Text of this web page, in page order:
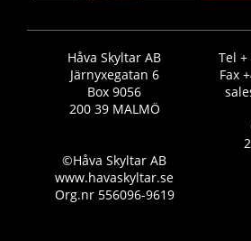
Håva Skyltar AB
Järnyxegatan 6
Box 9056
200 39 MALMÖ
Tel +
Fax
©Håva Skyltar AB
www.havaskyltar.se
Org.nr 556096-9619